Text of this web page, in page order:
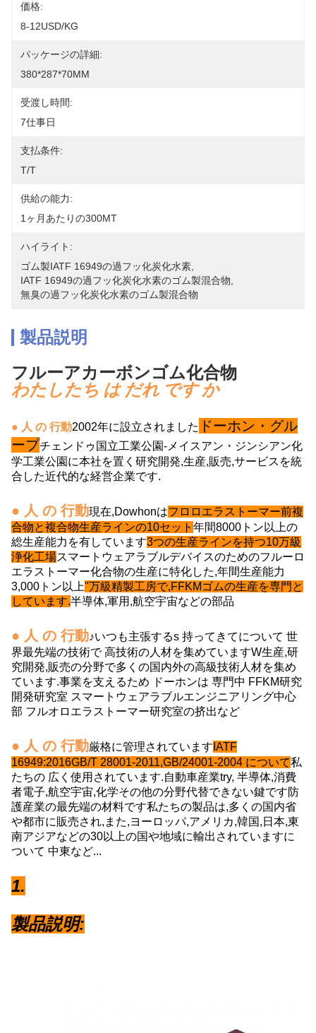
価格:
8-12USD/KG
パッケージの詳細:
380*287*70MM
受渡し時間:
7仕事日
支払条件:
T/T
供給の能力:
1ヶ月あたりの300MT
ハイライト:
ゴム製IATF 16949の過フッ化炭化水素
IATF 16949の過フッ化炭化水素のゴム製混合物
無臭の過フッ化炭化水素のゴム製混合物
製品説明
フルーアカーボンゴム化合物
わたしたち は だれ です か
● 人 の 行動2002年に設立されました ドーホン・グル
ープチェンドゥ国立工業公園-メイスアン・ジンシアン化
学工業公園に本社を置く研究開発,生産,販売,サービスを統
合した近代的な経営企業です.
● 人 の 行動現在,Dowhonはフロロエラストーマー前複
合物と複合物生産ラインの10セット 年間8000トン以上の
総生産能力を有しています3つの生産ラインを持つ10万級
浄化工場スマートウェアラブルデバイスのためのフルーロ
エラストーマー化合物の生産に特化した,年間生産能力
3,000トン以上"万級精製工房で,FFKMゴムの生産を専門と
しています.半導体,軍用,航空宇宙などの部品
● 人 の 行動♪いつも主張するs 持ってきてについて 世
界最先端の技術で 高技術の人材を集めていますW生産,研
究開発,販売の分野で多くの国内外の高級技術人材を集め
ています.事業を支えるため ドーホンは 専門中 FFKM研究
開発研究室 スマートウェアラブルエンジニアリング中心
部 フルオロエラストーマー研究室の挤出など
● 人 の 行動厳格に管理されています IATF
16949:2016GB/T 28001-2011,GB/24001-2004 について私
たちの 広く使用されています.自動車産業try, 半導体,消費
者電子,航空宇宙,化学その他の分野代替できない鍵です防
護産業の最先端の材料です私たちの製品は,多くの国内省
や都市に販売され,また,ヨーロッパ,アメリカ,韓国,日本,東
南アジアなどの30以上の国や地域に輸出されていますに
ついて 中東など...
1.
製品説明: